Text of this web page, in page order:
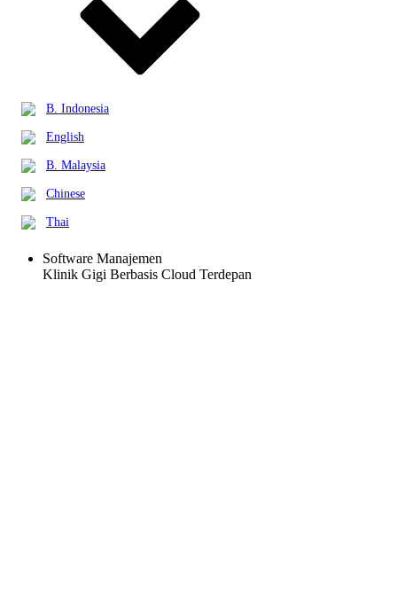
B. Indonesia
English
B. Malaysia
Chinese
Thai
Software Manajemen
Klinik Gigi Berbasis Cloud Terdepan